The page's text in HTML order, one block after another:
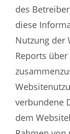
des
diese
Nutzung der
Reports
verbundene
dem